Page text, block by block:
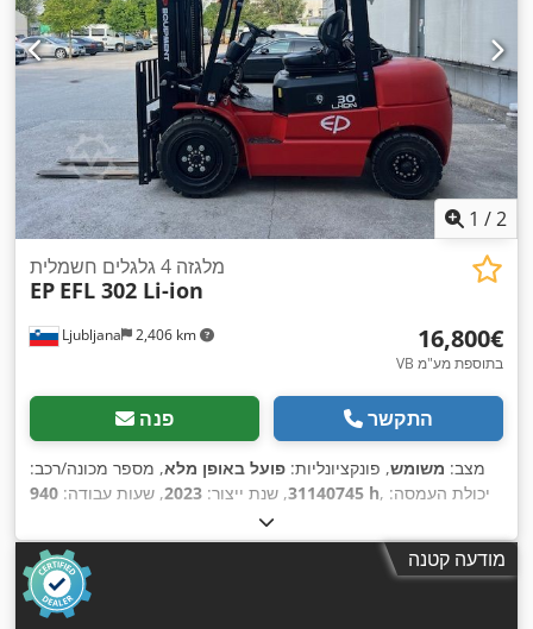
1 /2
Ljubljana 2,406 km
מלגזה 4 גלגלים חשמלית
EP EFL 302 Li-ion
‏16,800 ‏€
VB בתוספת מע"מ
פנה התקשר
מצב: משומש, פונקציונליות: פועל באופן מלא, מספר מכונה/רכב:
31140745, שנת ייצור: 2023, שעות עבודה: 940 h , יכולת העמסה:
4,800 מ"מ
סוג תורן:טריפלקס, גובה בנייה:2,200 מ"מ , אורך המזלג:1,200
מודעה קטנה